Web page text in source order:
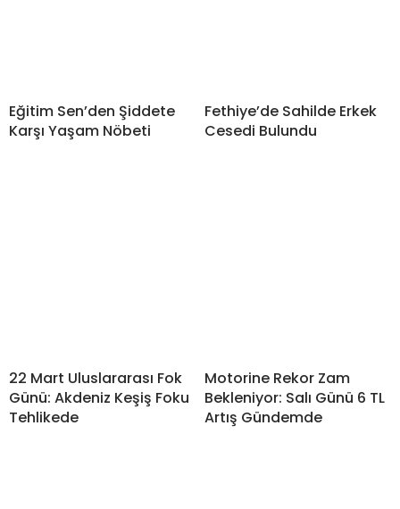
Eğitim Sen’den Şiddete
Karşı Yaşam Nöbeti
Fethiye’de Sahilde Erkek
Cesedi Bulundu
22 Mart Uluslararası Fok
Günü: Akdeniz Keşiş Foku
Tehlikede
Motorine Rekor Zam
Bekleniyor: Salı Günü 6 TL
Artış Gündemde